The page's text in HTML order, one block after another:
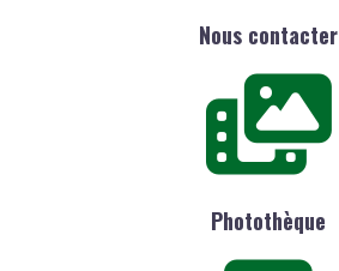
Nous contacter
Photothèque